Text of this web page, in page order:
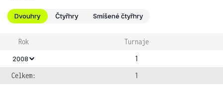
Dvouhry Čtyřhry Smíšené čtyřhry
Rok Turnaje
2008
1
Celkem:
1